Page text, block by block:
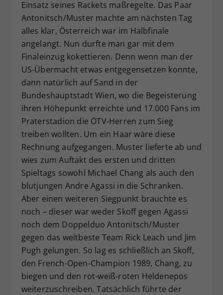
Einsatz seines Rackets maßregelte. Das Paar
Antonitsch/Muster machte am nächsten Tag
alles klar, Österreich war im Halbfinale
angelangt. Nun durfte man gar mit dem
Finaleinzug kokettieren. Denn wenn man der
US-Übermacht etwas entgegensetzen konnte,
dann natürlich auf Sand in der
Bundeshauptstadt Wien, wo die Begeisterung
ihren Höhepunkt erreichte und 17.000 Fans im
Praterstadion die ÖTV-Herren zum Sieg
treiben wollten. Um ein Haar wäre diese
Rechnung aufgegangen. Muster lieferte ab und
wies zum Auftakt des ersten und dritten
Spieltags sowohl Michael Chang als auch den
blutjungen Andre Agassi in die Schranken.
Aber einen weiteren Siegpunkt brauchte es
noch – dieser war weder Skoff gegen Agassi
noch dem Doppelduo Antonitsch/Muster
gegen das weltbeste Team Rick Leach und Jim
Pugh gelungen. So lag es schließlich an Skoff,
den French-Open-Champion 1989, Chang, zu
biegen und den rot-weiß-roten Heldenepos
weiterzuschreiben. Tatsächlich führte der